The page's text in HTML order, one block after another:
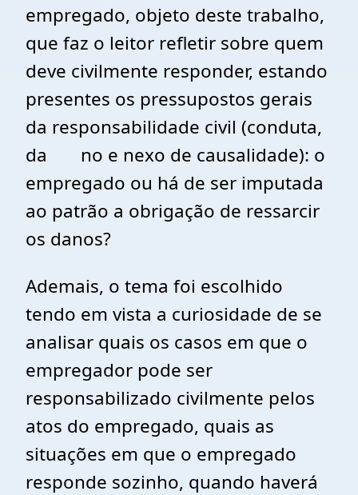
empregado, objeto deste trabalho,
que faz o leitor refletir sobre quem
deve civilmente responder, estando
presentes os pressupostos gerais
da responsabilidade civil (conduta,
da no e nexo de causalidade): o
empregado ou há de ser imputada
ao patrão a obrigação de ressarcir
os danos?
Ademais, o tema foi escolhido
tendo em vista a curiosidade de se
analisar quais os casos em que o
empregador pode ser
responsabilizado civilmente pelos
atos do empregado, quais as
situações em que o empregado
responde sozinho, quando haverá